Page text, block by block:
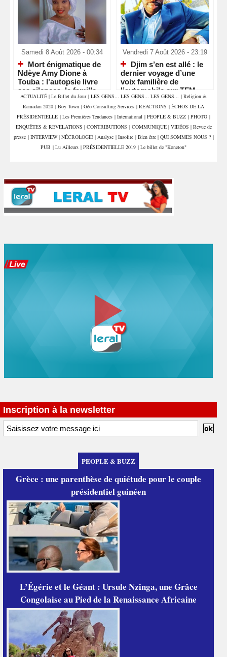
Samedi 8 Août 2026 - 00:34
Mort énigmatique de
Ndèye Amy Dione à
Touba : l’autopsie livre
ses silences, la famille
attend la vérité
Vendredi 7 Août 2026 - 23:19
Djim s’en est allé : le
dernier voyage d’une
voix familière de
l’automobile sur TFM
ACTUALITÉ | Le Billet du Jour | LES GENS... LES GENS... LES GENS... | Religion &
Ramadan 2020 | Boy Town | Géo Consulting Services | REACTIONS | ÉCHOS DE LA
PRÉSIDENTIELLE | Les Premières Tendances | International | PEOPLE & BUZZ | PHOTO |
ENQUÊTES & REVELATIONS | CONTRIBUTIONS | COMMUNIQUE | VIDÉOS | Revue de
presse | INTERVIEW | NÉCROLOGIE | Analyse | Insolite | Bien être | QUI SOMMES NOUS ? |
PUB | Lu Ailleurs | PRÉSIDENTIELLE 2019 | Le billet de "Konetou"
Inscription à la newsletter
PEOPLE & BUZZ
Grèce : une parenthèse de quiétude pour le couple
présidentiel guinéen
L’Égérie et le Géant : Ursule Nzinga, une Grâce
Congolaise au Pied de la Renaissance Africaine